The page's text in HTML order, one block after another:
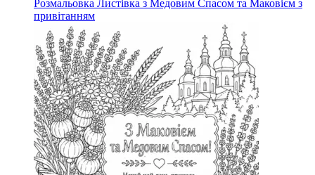
Розмальовка Листівка з Медовим Спасом та Маковієм з
привітанням